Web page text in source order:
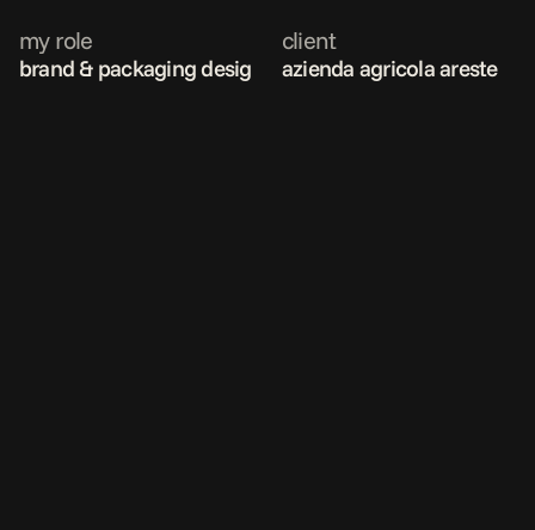
my role
brand & packaging designer
client
azienda agricola areste